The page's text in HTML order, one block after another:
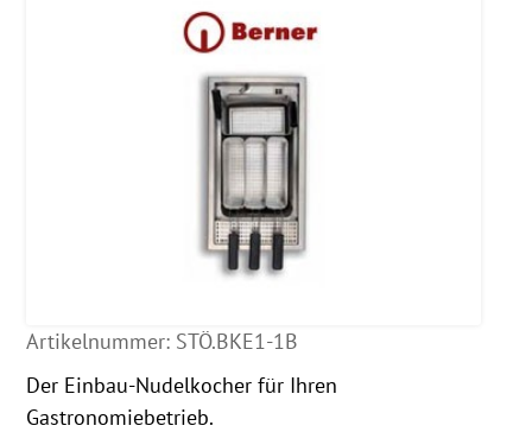
Artikelnummer: STÖ.BKE1-1B
Der Einbau-Nudelkocher für Ihren
Gastronomiebetrieb.